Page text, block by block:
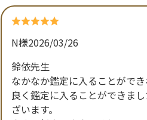
N様2026/03/26
鈴依先生
なかなか鑑定に入ることがで
良く鑑定に入ることができま
ざいます。